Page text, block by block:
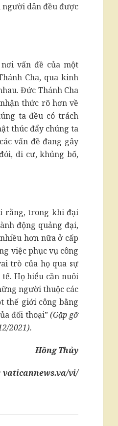
người dân đều được
vấn đề của một
Cha, qua kinh
Đức Thánh Cha
thức rõ hơn về
ta đều có trách
thúc đẩy chúng ta
vấn đề đang gây
di cư, khủng bố,
rằng, trong khi đại
động quảng đại,
hơn nữa ở cấp
việc phục vụ công
trò của họ qua sự
Họ hiểu cần nuôi
người thuộc các
thế giới công bằng
đối thoại”(Gặp gỡ
2021).
Hồng Thủy
vaticannews.va/vi/